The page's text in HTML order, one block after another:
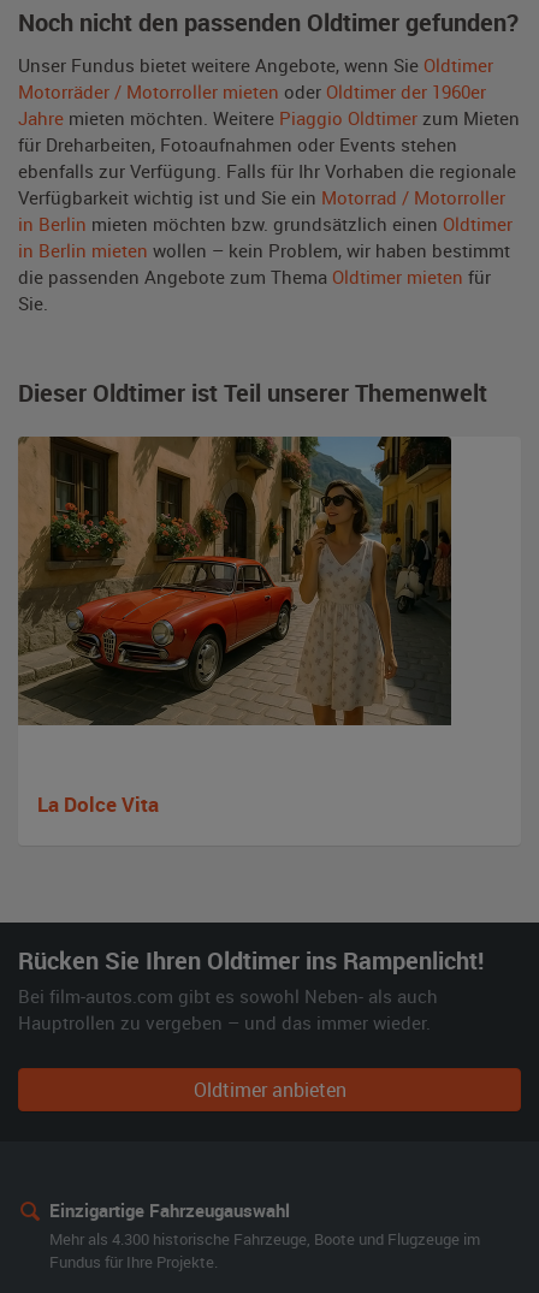
Noch nicht den passenden Oldtimer gefunden?
Unser Fundus bietet weitere Angebote, wenn Sie Oldtimer
Motorräder / Motorroller mieten oder Oldtimer der 1960er
Jahre mieten möchten. Weitere Piaggio Oldtimer zum Mieten
für Dreharbeiten, Fotoaufnahmen oder Events stehen
ebenfalls zur Verfügung. Falls für Ihr Vorhaben die regionale
Verfügbarkeit wichtig ist und Sie ein Motorrad / Motorroller
in Berlin mieten möchten bzw. grundsätzlich einen Oldtimer
in Berlin mieten wollen – kein Problem, wir haben bestimmt
die passenden Angebote zum Thema Oldtimer mieten für
Sie.
Dieser Oldtimer ist Teil unserer Themenwelt
La Dolce Vita
Rücken Sie Ihren Oldtimer ins Rampenlicht!
Bei film-autos.com gibt es sowohl Neben- als auch
Hauptrollen zu vergeben – und das immer wieder.
Oldtimer anbieten
Einzigartige Fahrzeugauswahl
Mehr als 4.300 historische Fahrzeuge, Boote und Flugzeuge im
Fundus für Ihre Projekte.